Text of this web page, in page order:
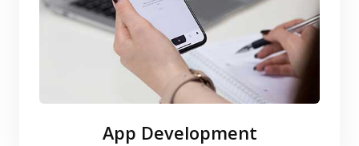
App Development